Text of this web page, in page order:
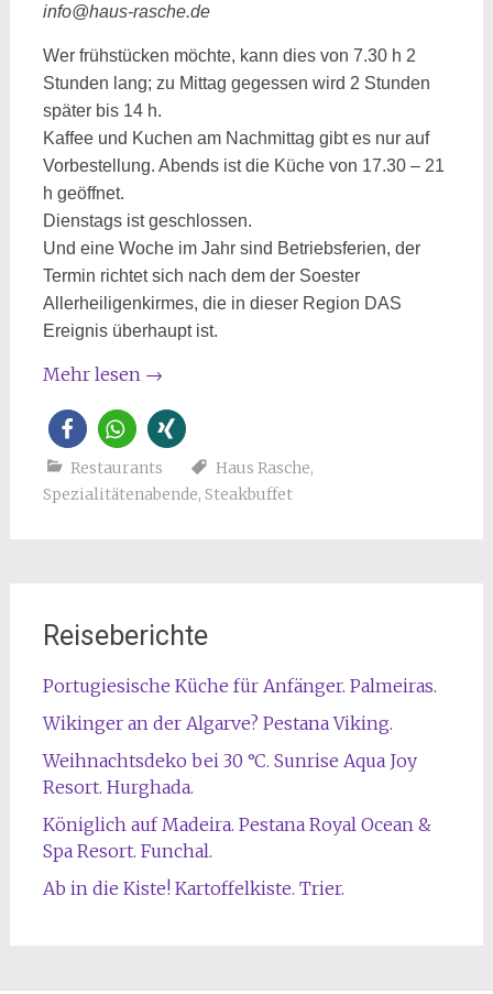
info@haus-rasche.de
Wer frühstücken möchte, kann dies von 7.30 h 2
Stunden lang; zu Mittag gegessen wird 2 Stunden
später bis 14 h.
Kaffee und Kuchen am Nachmittag gibt es nur auf
Vorbestellung. Abends ist die Küche von 17.30 – 21
h geöffnet.
Dienstags ist geschlossen.
Und eine Woche im Jahr sind Betriebsferien, der
Termin richtet sich nach dem der Soester
Allerheiligenkirmes, die in dieser Region DAS
Ereignis überhaupt ist.
Mehr lesen →
Restaurants Haus Rasche,
Spezialitätenabende, Steakbuffet
Reiseberichte
Portugiesische Küche für Anfänger. Palmeiras.
Wikinger an der Algarve? Pestana Viking.
Weihnachtsdeko bei 30 °C. Sunrise Aqua Joy
Resort. Hurghada.
Königlich auf Madeira. Pestana Royal Ocean &
Spa Resort. Funchal.
Ab in die Kiste! Kartoffelkiste. Trier.